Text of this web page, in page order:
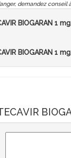
demandez conseil
BIOGARAN 1
BIOGARAN 1